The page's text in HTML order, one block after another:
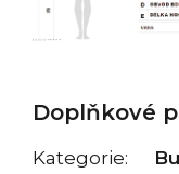
Doplňkové
Kategorie: